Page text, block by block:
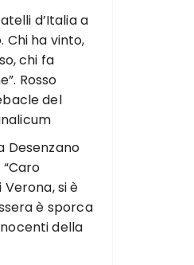
d’Italia a
Chi ha vinto,
chi fa
Rosso
del
Desenzano
si è
è sporca
della